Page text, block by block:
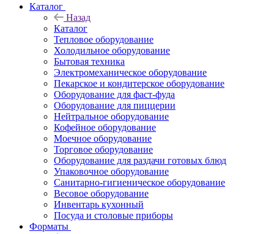
Каталог
Назад
Каталог
Тепловое оборудование
Холодильное оборудование
Бытовая техника
Электромеханическое оборудование
Пекарское и кондитерское оборудование
Оборудование для фаст-фуда
Оборудование для пиццерии
Нейтральное оборудование
Кофейное оборудование
Моечное оборудование
Торговое оборудование
Оборудование для раздачи готовых блюд
Упаковочное оборудование
Санитарно-гигиеническое оборудование
Весовое оборудование
Инвентарь кухонный
Посуда и столовые приборы
Форматы